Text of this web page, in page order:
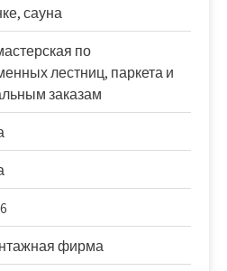
сауна
по
лестниц, паркета и
заказам
фирма